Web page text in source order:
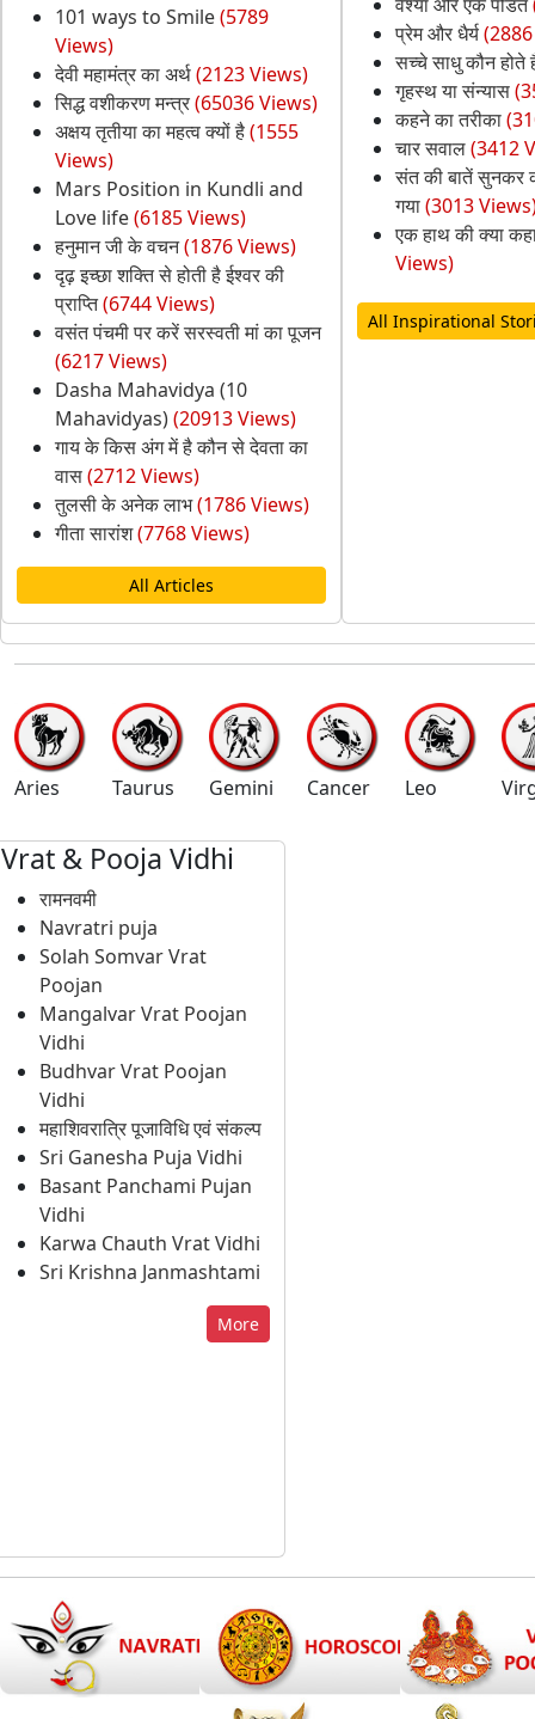
101 ways to Smile(5789
Views)
देवी महामंत्र का अर्थ(2123 Views)
सिद्ध वशीकरण मन्त्र(65036 Views)
अक्षय तृतीया का महत्व क्यों है(1555
Views)
Mars Position in Kundli and
Love life(6185 Views)
हनुमान जी के वचन(1876 Views)
दृढ़ इच्छा शक्ति से होती है ईश्वर की
प्राप्ति(6744 Views)
वसंत पंचमी पर करें सरस्वती मां का पूजन
(6217 Views)
Dasha Mahavidya (10
Mahavidyas)(20913 Views)
गाय के किस अंग में है कौन से देवता का
वास(2712 Views)
तुलसी के अनेक लाभ(1786 Views)
गीता सारांश(7768 Views)
All Articles
प्रेम और धैर्य
सच्चे साधु कौन होते
गृहस्थ या संन्यास
कहने का तरीका
चार सवाल(3412
संत की बातें सुनकर
गया(3013
एक हाथ की क्या
Views)
All Inspirational
Aries Taurus Gemini Cancer Leo
Vrat & Pooja Vidhi
रामनवमी
Navratri puja
Solah Somvar Vrat
Poojan
Mangalvar Vrat Poojan
Vidhi
Budhvar Vrat Poojan
Vidhi
महाशिवरात्रि पूजाविधि एवं संकल्प
Sri Ganesha Puja Vidhi
Basant Panchami Pujan
Vidhi
Karwa Chauth Vrat Vidhi
Sri Krishna Janmashtami
More